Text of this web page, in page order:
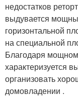
недостатков
выдувается
горизонтальной
на специальной
Благодаря
характеризуется
организовать
домовладении .